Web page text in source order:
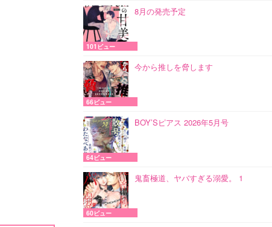
8月の発売予定
101ビュー
今から推しを脅します
66ビュー
BOY’Sピアス 2026年5月号
64ビュー
鬼畜極道、ヤバすぎる溺愛。 1
60ビュー